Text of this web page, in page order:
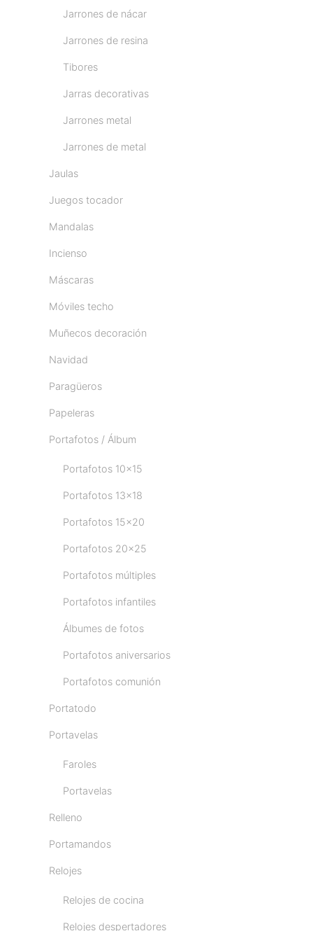
Jarrones de nácar
Jarrones de resina
Tibores
Jarras decorativas
Jarrones metal
Jarrones de metal
Jaulas
Juegos tocador
Mandalas
Incienso
Máscaras
Móviles techo
Muñecos decoración
Navidad
Paragüeros
Papeleras
Portafotos / Álbum
Portafotos 10x15
Portafotos 13x18
Portafotos 15x20
Portafotos 20x25
Portafotos múltiples
Portafotos infantiles
Álbumes de fotos
Portafotos aniversarios
Portafotos comunión
Portatodo
Portavelas
Faroles
Portavelas
Relleno
Portamandos
Relojes
Relojes de cocina
Relojes despertadores